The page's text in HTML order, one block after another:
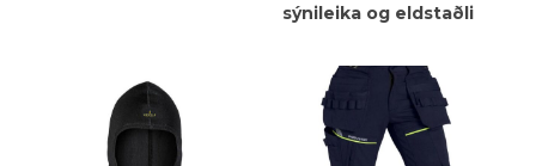
sýnileika og eldstaðli